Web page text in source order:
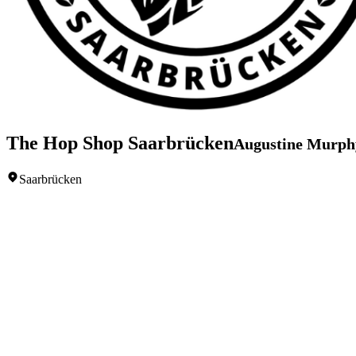
The Hop Shop SaarbrückenAugustine
Saarbrücken